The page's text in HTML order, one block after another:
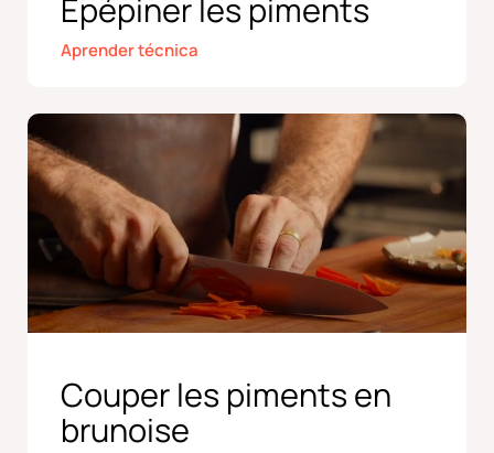
Épépiner les piments
Aprender técnica
Couper les piments en
brunoise